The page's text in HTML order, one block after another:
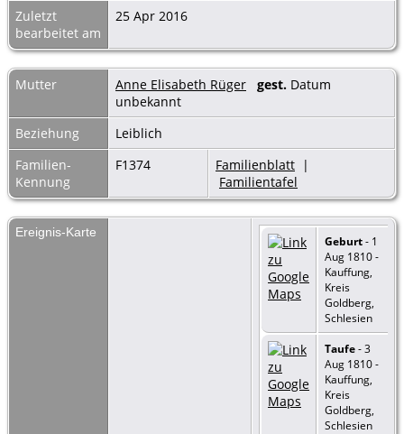
Zuletzt
bearbeitet am
25 Apr 2016
Mutter Anne Elisabeth Rüger gest. Datum
unbekannt
Beziehung
Leiblich
Familien-
Kennung
F1374 Familienblatt |
Familientafel
Ereignis-Karte
Geburt- 1
Aug 1810 -
Kauffung,
Kreis
Goldberg,
Schlesien
Taufe- 3
Aug 1810 -
Kauffung,
Kreis
Goldberg,
Schlesien